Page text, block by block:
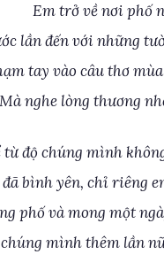
Em trở về nơi phố
lần đến với những
tay vào câu thơ
Mà nghe lòng thương
từ độ chúng mình
đã bình yên, chỉ riêng
phố và mong một
mình thêm lần